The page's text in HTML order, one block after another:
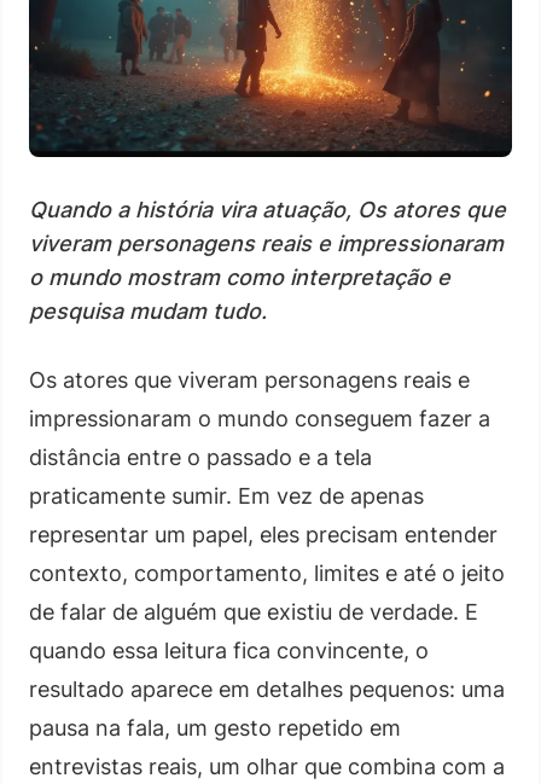
Quando a história vira atuação, Os atores que
viveram personagens reais e impressionaram
o mundo mostram como interpretação e
pesquisa mudam tudo.
Os atores que viveram personagens reais e
impressionaram o mundo conseguem fazer a
distância entre o passado e a tela
praticamente sumir. Em vez de apenas
representar um papel, eles precisam entender
contexto, comportamento, limites e até o jeito
de falar de alguém que existiu de verdade. E
quando essa leitura fica convincente, o
resultado aparece em detalhes pequenos: uma
pausa na fala, um gesto repetido em
entrevistas reais, um olhar que combina com a